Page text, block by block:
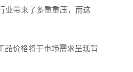
业带来了多重重压，而这
品价格将于市场需求呈现背